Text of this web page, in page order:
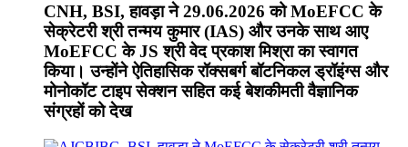
CNH, BSI, हावड़ा ने 29.06.2026 को MoEFCC के
सेक्रेटरी श्री तन्मय कुमार (IAS) और उनके साथ आए
MoEFCC के JS श्री वेद प्रकाश मिश्रा का स्वागत
किया। उन्होंने ऐतिहासिक रॉक्सबर्ग बॉटनिकल ड्रॉइंग्स और
मोनोकॉट टाइप सेक्शन सहित कई बेशकीमती वैज्ञानिक
संग्रहों को देख